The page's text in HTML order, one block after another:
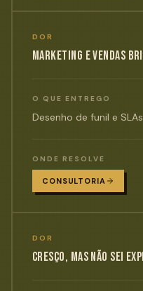
DOR
MARKETING E VENDAS
O QUE ENTREGO
Desenho de funil e
ONDE RESOLVE
CONSULTORIA
DOR
CRESÇO, MAS NÃO SEI